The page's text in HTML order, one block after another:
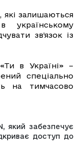
залишаються
українському
зв’язок із
в Україні» –
спеціально
на тимчасово
який забезпечує
доступ до